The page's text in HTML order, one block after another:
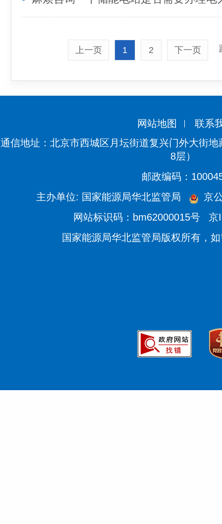
上一页 1 2 下一页
网站地图
联系
通信地址：北京市西城区月坛街道复兴门外大街
8层）
邮政编码：
主办单位: 国家能源局华北监管局
京
网站标识码：bm62000015号
京
国家能源局华北监管局版权所有，